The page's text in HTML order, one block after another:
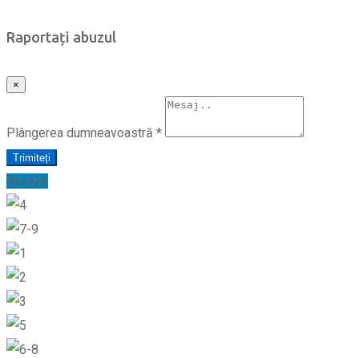
Raportați abuzul
×
Plângerea dumneavoastră *
Trimiteți
Epuizat